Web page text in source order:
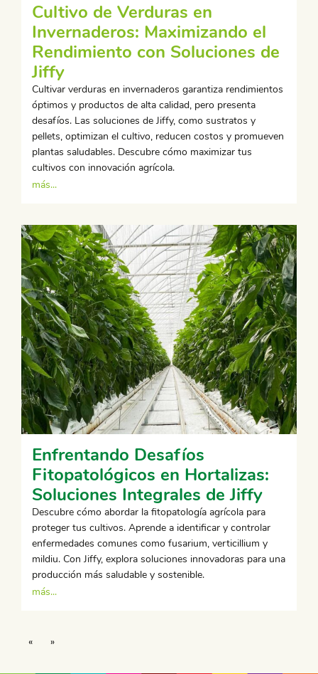
Cultivo de Verduras en
Invernaderos: Maximizando el
Rendimiento con Soluciones de
Jiffy
Cultivar verduras en invernaderos garantiza rendimientos
óptimos y productos de alta calidad, pero presenta
desafíos. Las soluciones de Jiffy, como sustratos y
pellets, optimizan el cultivo, reducen costos y promueven
plantas saludables. Descubre cómo maximizar tus
cultivos con innovación agrícola.
más...
Enfrentando Desafíos
Fitopatológicos en Hortalizas:
Soluciones Integrales de Jiffy
Descubre cómo abordar la fitopatología agrícola para
proteger tus cultivos. Aprende a identificar y controlar
enfermedades comunes como fusarium, verticillium y
mildiu. Con Jiffy, explora soluciones innovadoras para una
producción más saludable y sostenible.
más...
« »